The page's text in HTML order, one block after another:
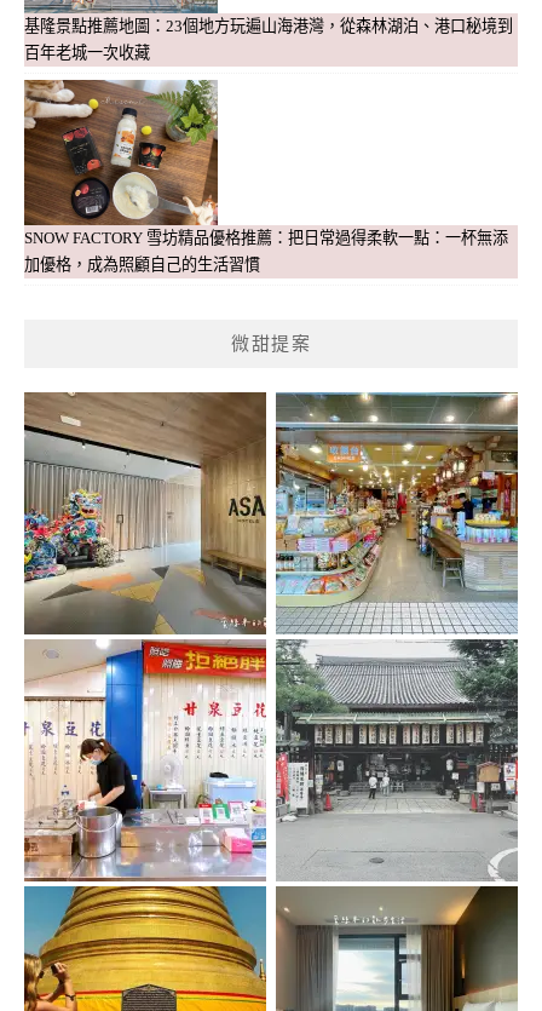
基隆景點推薦地圖：23個地方玩遍山海港灣，從森林湖泊、港口秘境到
百年老城一次收藏
SNOW FACTORY 雪坊精品優格推薦：把日常過得柔軟一點：一杯無添
加優格，成為照顧自己的生活習慣
微甜提案